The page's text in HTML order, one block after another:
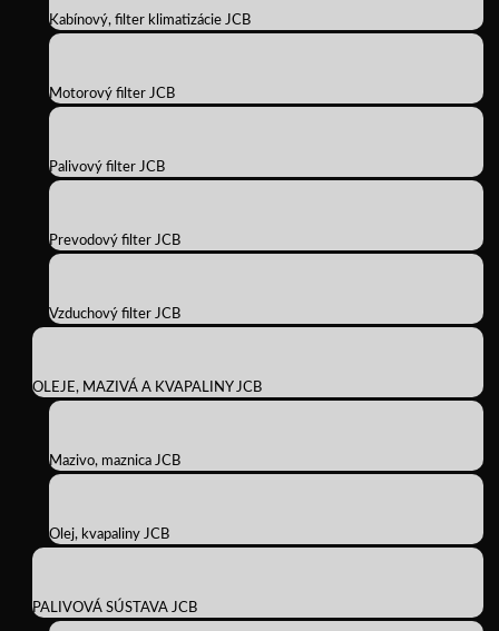
Kabínový, filter klimatizácie JCB
Motorový filter JCB
Palivový filter JCB
Prevodový filter JCB
Vzduchový filter JCB
OLEJE, MAZIVÁ A KVAPALINY JCB
Mazivo, maznica JCB
Olej, kvapaliny JCB
PALIVOVÁ SÚSTAVA JCB